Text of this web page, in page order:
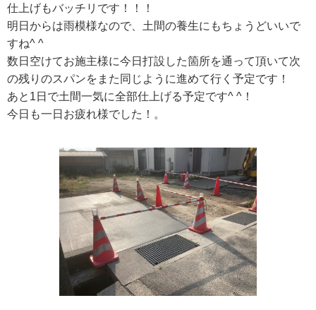
仕上げもバッチリです！！！
明日からは雨模様なので、土間の養生にもちょうどいいで
すね^ ^
数日空けてお施主様に今日打設した箇所を通って頂いて次
の残りのスパンをまた同じように進めて行く予定です！
あと1日で土間一気に全部仕上げる予定です^ ^！
今日も一日お疲れ様でした！。